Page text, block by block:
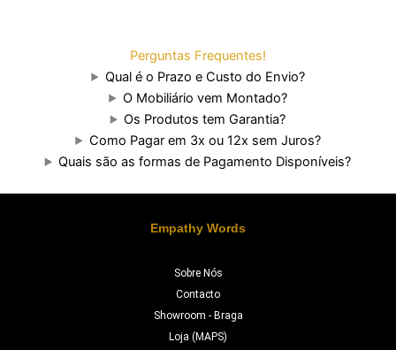
Perguntas Frequentes!
Qual é o Prazo e Custo do Envio?
O Mobiliário vem Montado?
Os Produtos tem Garantia?
Como Pagar em 3x ou 12x sem Juros?
Quais são as formas de Pagamento Disponíveis?
Empathy Words
Sobre Nós
Contacto
Showroom - Braga
Loja (MAPS)